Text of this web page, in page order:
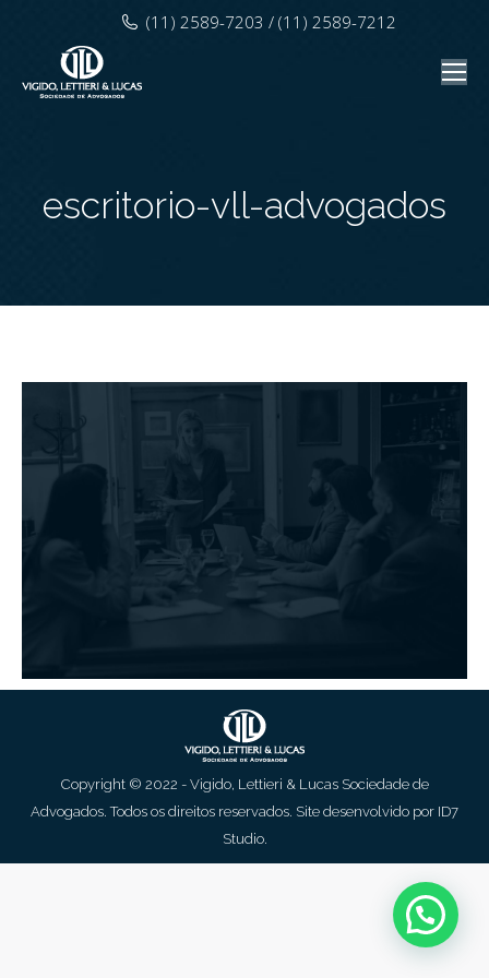
(11) 2589-7203 / (11) 2589-7212
escritorio-vll-advogados
Copyright © 2022 - Vigido, Lettieri & Lucas Sociedade de
Advogados. Todos os direitos reservados. Site desenvolvido por ID7
Studio.